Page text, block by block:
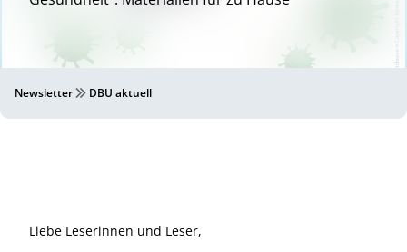
Newsletter DBU aktuell
Liebe Leserinnen und Leser,